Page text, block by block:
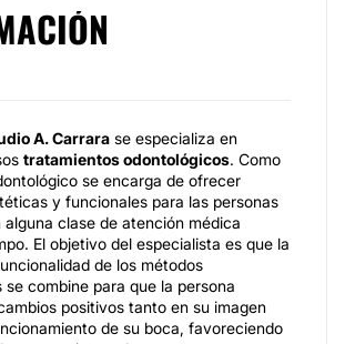
A. Carrara se especializa en
tratamientos odontológicos. Como
se encarga de ofrecer
y funcionales para las personas
alguna clase de atención médica
El objetivo del especialista es que la
de los métodos
se combine para que la persona
positivos tanto en su imagen
de su boca, favoreciendo